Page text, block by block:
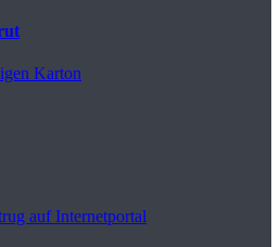
Karton
auf Internetportal